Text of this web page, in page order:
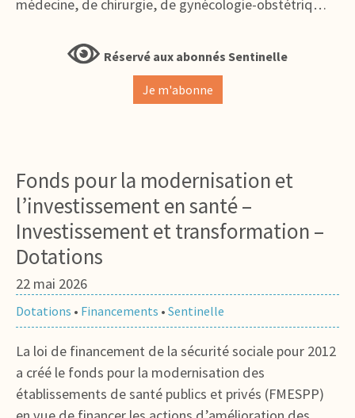
médecine, de chirurgie, de gynécologie-obstétriq…
Réservé aux abonnés Sentinelle
Je m'abonne
Fonds pour la modernisation et
l’investissement en santé –
Investissement et transformation –
Dotations
22 mai 2026
Dotations • Financements • Sentinelle
La loi de financement de la sécurité sociale pour 2012
a créé le fonds pour la modernisation des
établissements de santé publics et privés (FMESPP)